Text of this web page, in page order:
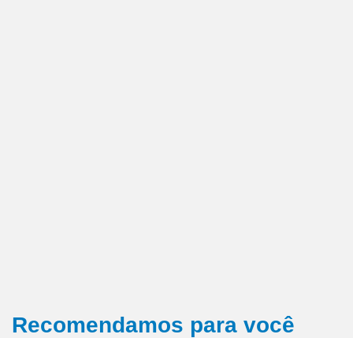
Recomendamos para você